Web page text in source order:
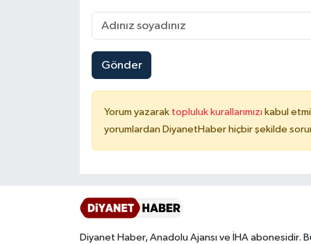
Gönder
Yorum yazarak topluluk kurallarımızı kabul
yorumlardan DiyanetHaber hiçbir şekilde
Diyanet Haber, Anadolu Ajansı ve İHA abonesidir.
Kastamonu Müftülüğü
Kayseri Müftülüğü
Kilis Müftülüğü
Kırıkkale Müftülüğü
Kırşehir Müftülüğü
Kocaeli Müftülüğü